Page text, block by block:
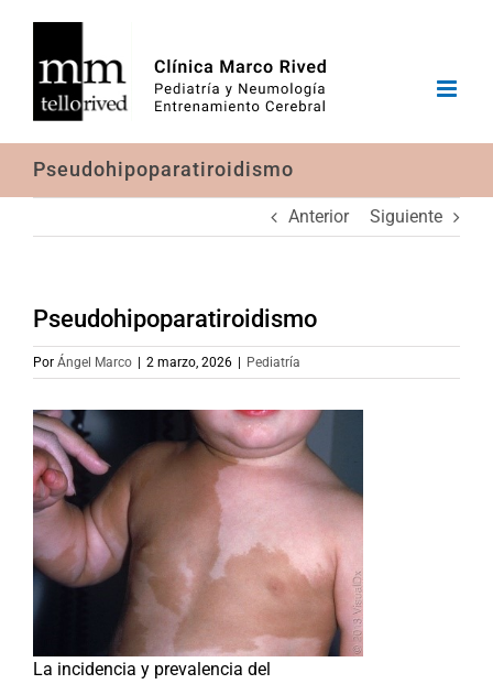
contenido
Pseudohipoparatiroidismo
Anterior Siguiente
Pseudohipoparatiroidismo
Por Ángel Marco 2 marzo, 2026 Pediatría
La incidencia y prevalencia del